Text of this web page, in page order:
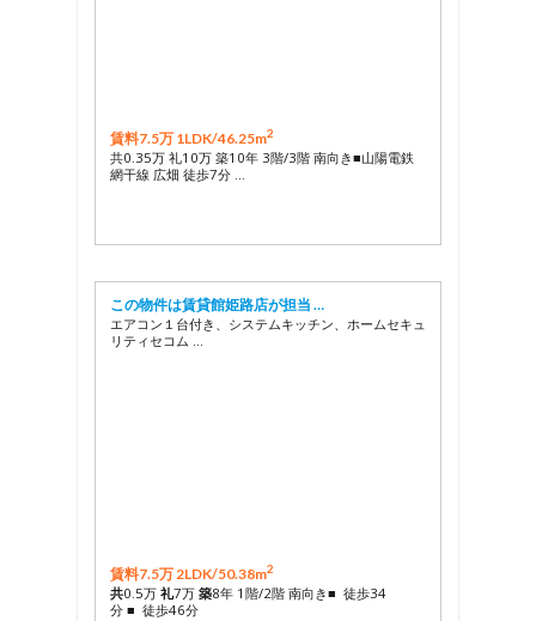
賃料7.5万 1LDK/46.25m2
共0.35万 礼10万 築10年 3階/3階 南向き■山陽電鉄
網干線 広畑 徒歩7分 …
この物件は賃貸館姫路店が担当 …
エアコン１台付き、システムキッチン、ホームセキュ
リティセコム …
賃料7.5万 2LDK/50.38m2
共0.5万 礼7万 築8年 1階/2階 南向き■ 徒歩34
分 ■ 徒歩46分